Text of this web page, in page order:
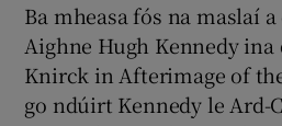
Ba mheasa fós na maslaí
Aighne Hugh Kennedy ina
Knirck in Afterimage of
go ndúirt Kennedy le Ard-